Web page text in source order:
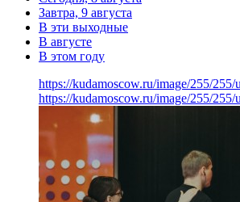
Завтра, 9 августа
В эти выходные
В августе
В этом году
https://kudamoscow.ru/image/255/
https://kudamoscow.ru/image/255/